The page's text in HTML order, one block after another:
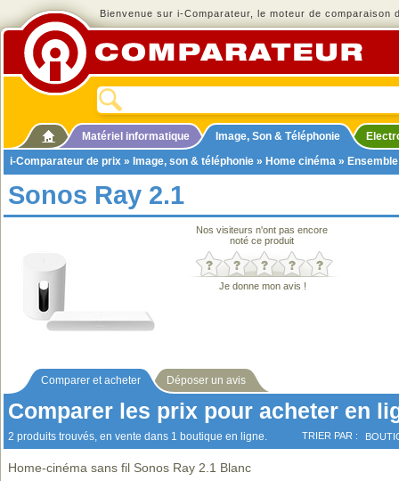
Bienvenue sur i-Comparateur, le moteur de comparaison
Matériel informatique Image, Son & Téléphonie
i-Comparateur de prix » Image, son & téléphonie » Home cinéma »
Sonos Ray 2.1
Nos visiteurs n'ont pas encore
noté ce produit
Je donne mon avis !
Comparer et acheter Déposer un avis
Comparer les prix pour acheter en
2 produits trouvés, en vente dans 1 boutique en ligne. TRIER PAR :
Home-cinéma sans fil Sonos Ray 2.1 Blanc